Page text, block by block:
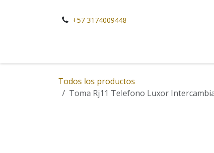
+57 3174009448
Todos los productos
Toma Rj11 Telefono Luxor